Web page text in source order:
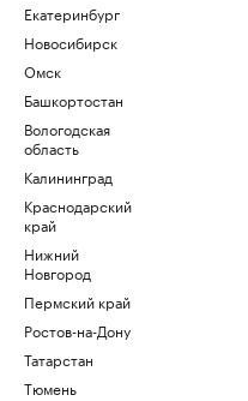
Екатеринбург
Новосибирск
Омск
Башкортостан
Вологодская
область
Калининград
Краснодарский
край
Нижний
Новгород
Пермский край
Ростов-на-Дону
Татарстан
Тюмень